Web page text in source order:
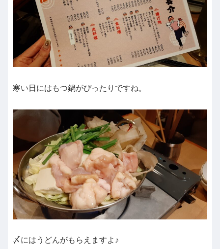
寒い日にはもつ鍋がぴったりですね。
〆にはうどんがもらえますよ♪